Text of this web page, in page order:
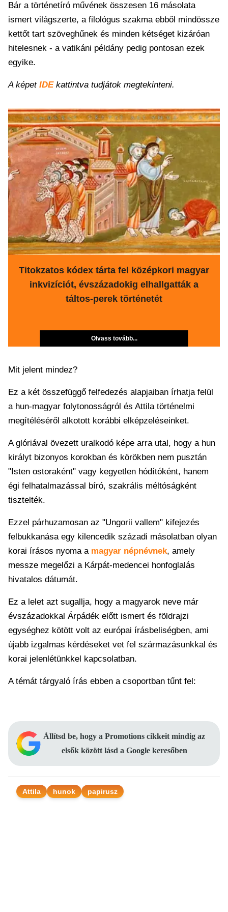
Bár a történetíró művének összesen 16 másolata
ismert világszerte, a filológus szakma ebből mindössze
kettőt tart szöveghűnek és minden kétséget kizáróan
hitelesnek - a vatikáni példány pedig pontosan ezek
egyike.
A képet IDEkattintva tudjátok megtekinteni.
Titokzatos kódex tárta fel középkori magyar
inkvizíciót, évszázadokig elhallgatták a
táltos-perek történetét
Olvass tovább...
Mit jelent mindez?
Ez a két összefüggő felfedezés alapjaiban írhatja felül
a hun-magyar folytonosságról és Attila történelmi
megítéléséről alkotott korábbi elképzeléseinket.
A glóriával övezett uralkodó képe arra utal, hogy a hun
királyt bizonyos korokban és körökben nem pusztán
"Isten ostoraként" vagy kegyetlen hódítóként, hanem
égi felhatalmazással bíró, szakrális méltóságként
tisztelték.
Ezzel párhuzamosan az "Ungorii vallem" kifejezés
felbukkanása egy kilencedik századi másolatban olyan
korai írásos nyoma a magyar népnévnek, amely
messze megelőzi a Kárpát-medencei honfoglalás
hivatalos dátumát.
Ez a lelet azt sugallja, hogy a magyarok neve már
évszázadokkal Árpádék előtt ismert és földrajzi
egységhez kötött volt az európai írásbeliségben, ami
újabb izgalmas kérdéseket vet fel származásunkkal és
korai jelenlétünkkel kapcsolatban.
A témát tárgyaló írás ebben a csoportban tűnt fel:
Állítsd be, hogy a Promotions cikkeit mindig az
elsők között lásd a Google keresőben
Attila hunok papirusz